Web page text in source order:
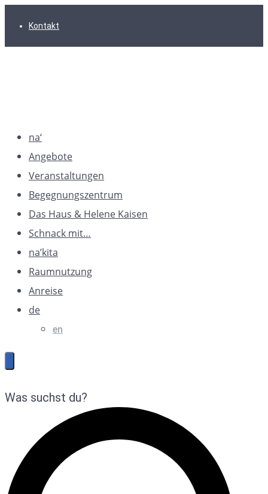
Hauptnavigation
Inhalt
FooterKontakt
na‘
Angebote
Veranstaltungen
Begegnungszentrum
Das Haus & Helene Kaisen
Schnack mit…
na’kita
Raumnutzung
Anreise
de
en
Was suchst du?